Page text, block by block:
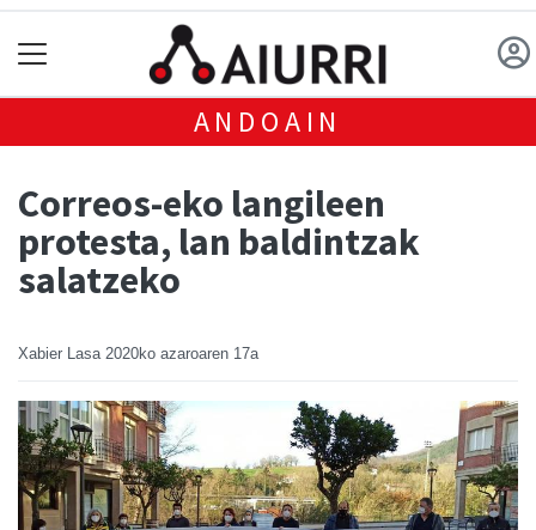
ANDOAIN
Correos-eko langileen
protesta, lan baldintzak
salatzeko
Xabier Lasa 2020ko azaroaren 17a